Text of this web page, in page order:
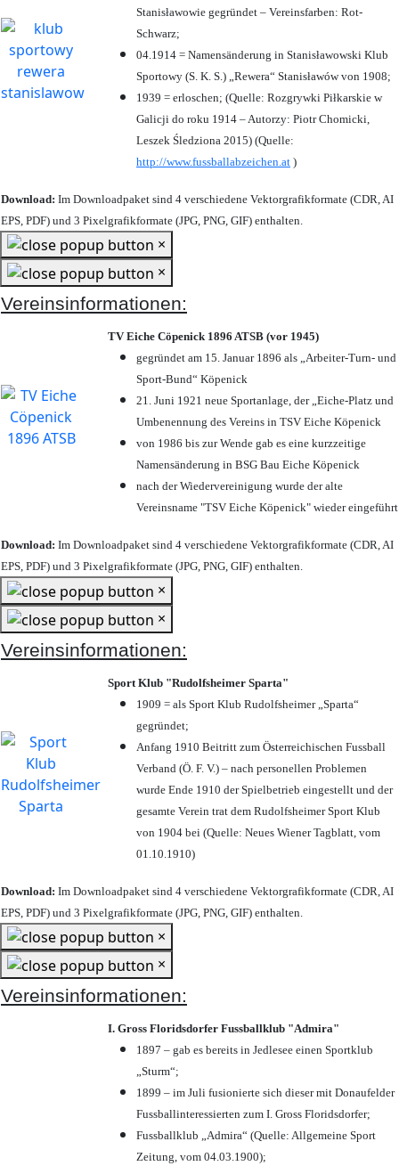
Stanisławowie gegründet – Vereinsfarben: Rot-
Schwarz;
04.1914 = Namensänderung in Stanisławowski Klub
Sportowy (S. K. S.) „Rewera“ Stanisławów von 1908;
1939 = erloschen; (Quelle: Rozgrywki Piłkarskie w
Galicji do roku 1914 – Autorzy: Piotr Chomicki,
Leszek Śledziona 2015) (Quelle:
http://www.fussballabzeichen.at )
Download: Im Downloadpaket sind 4 verschiedene Vektorgrafikformate (CDR, AI
EPS, PDF) und 3 Pixelgrafikformate (JPG, PNG, GIF) enthalten.
×
×
Vereinsinformationen:
TV Eiche Cöpenick 1896 ATSB (vor 1945)
gegründet am 15. Januar 1896 als „Arbeiter-Turn- und
Sport-Bund“ Köpenick
21. Juni 1921 neue Sportanlage, der „Eiche-Platz und
Umbenennung des Vereins in TSV Eiche Köpenick
von 1986 bis zur Wende gab es eine kurzzeitige
Namensänderung in BSG Bau Eiche Köpenick
nach der Wiedervereinigung wurde der alte
Vereinsname "TSV Eiche Köpenick" wieder eingeführt
Download: Im Downloadpaket sind 4 verschiedene Vektorgrafikformate (CDR, AI
EPS, PDF) und 3 Pixelgrafikformate (JPG, PNG, GIF) enthalten.
×
×
Vereinsinformationen:
Sport Klub "Rudolfsheimer Sparta"
1909 = als Sport Klub Rudolfsheimer „Sparta“
gegründet;
Anfang 1910 Beitritt zum Österreichischen Fussball
Verband (Ö. F. V.) – nach personellen Problemen
wurde Ende 1910 der Spielbetrieb eingestellt und der
gesamte Verein trat dem Rudolfsheimer Sport Klub
von 1904 bei (Quelle: Neues Wiener Tagblatt, vom
01.10.1910)
Download: Im Downloadpaket sind 4 verschiedene Vektorgrafikformate (CDR, AI
EPS, PDF) und 3 Pixelgrafikformate (JPG, PNG, GIF) enthalten.
×
×
Vereinsinformationen:
I. Gross Floridsdorfer Fussballklub "Admira"
1897 – gab es bereits in Jedlesee einen Sportklub
„Sturm“;
1899 – im Juli fusionierte sich dieser mit Donaufelder
Fussballinteressierten zum I. Gross Floridsdorfer;
Fussballklub „Admira“ (Quelle: Allgemeine Sport
Zeitung, vom 04.03.1900);